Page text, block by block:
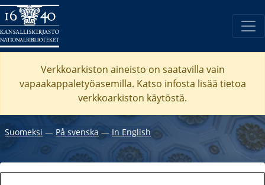
Verkkoarkiston aineisto on saatavilla vain
vapaakappaletyöasemilla. Katso infosta lisää tietoa
verkkoarkiston käytöstä.
Suomeksi ― På svenska― In English